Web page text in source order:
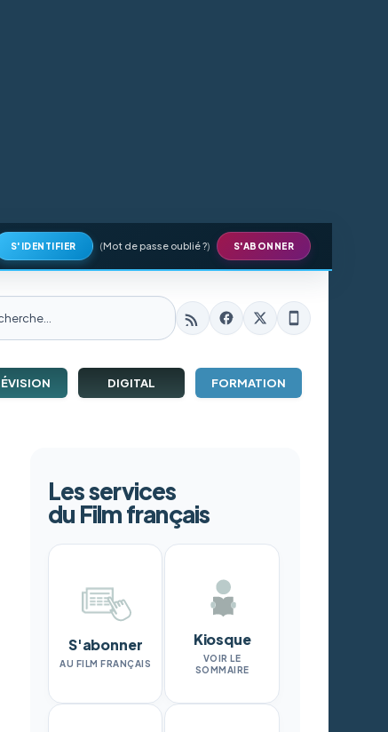
S'IDENTIFIER (Mot de passe oublié ?) S'ABONNER
DIGITAL FORMATION
Les services
du Film français
S'abonner
AU FILM FRANÇAIS
Kiosque
VOIR LE
SOMMAIRE